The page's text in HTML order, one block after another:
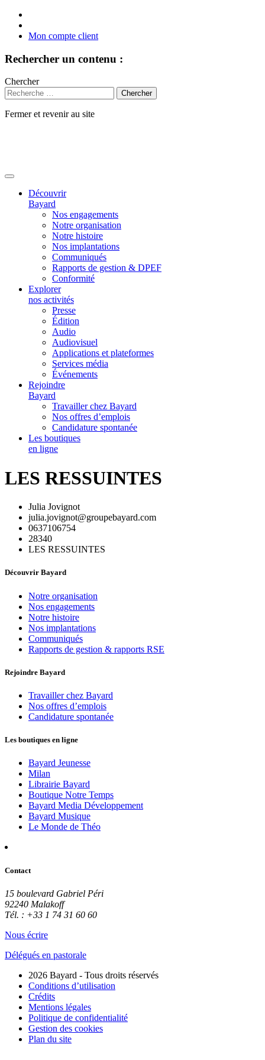
Mon compte client
Rechercher un contenu :
Chercher
Fermer et revenir au site
Découvrir
Bayard
Nos engagements
Notre organisation
Notre histoire
Nos implantations
Communiqués
Rapports de gestion & DPEF
Conformité
Explorer
nos activités
Presse
Édition
Audio
Audiovisuel
Applications et plateformes
Services média
Événements
Rejoindre
Bayard
Travailler chez Bayard
Nos offres d’emplois
Candidature spontanée
Les boutiques
en ligne
LES RESSUINTES
Julia Jovignot
julia.jovignot@groupebayard.com
0637106754
28340
LES RESSUINTES
Découvrir Bayard
Notre organisation
Nos engagements
Notre histoire
Nos implantations
Communiqués
Rapports de gestion & rapports RSE
Rejoindre Bayard
Travailler chez Bayard
Nos offres d’emplois
Candidature spontanée
Les boutiques en ligne
Bayard Jeunesse
Milan
Librairie Bayard
Boutique Notre Temps
Bayard Media Développement
Bayard Musique
Le Monde de Théo
Contact
15 boulevard Gabriel Péri
92240 Malakoff
Tél. : +33 1 74 31 60 60
Nous écrire
Délégués en pastorale
2026 Bayard - Tous droits réservés
Conditions d’utilisation
Crédits
Mentions légales
Politique de confidentialité
Gestion des cookies
Plan du site